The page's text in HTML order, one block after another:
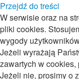
Przejdź do treści
W serwisie oraz na
pliki cookies.
wygody
Jeżeli wyrażają
zawartych w
Jeżeli nie, prosimy o